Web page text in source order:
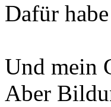
Dafür
Und mein
Aber